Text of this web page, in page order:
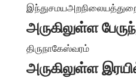
அருகிலுள்ள
திருநாகேஸ்வரம்
அருகிலுள்ள